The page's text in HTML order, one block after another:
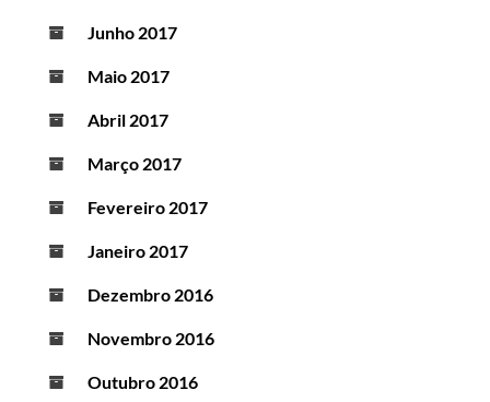
Junho 2017
Maio 2017
Abril 2017
Março 2017
Fevereiro 2017
Janeiro 2017
Dezembro 2016
Novembro 2016
Outubro 2016